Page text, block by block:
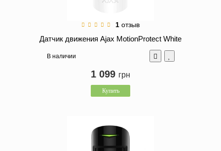
1 отзыв
Датчик движения Ajax MotionProtect White
В наличии
1 099 грн
Купить